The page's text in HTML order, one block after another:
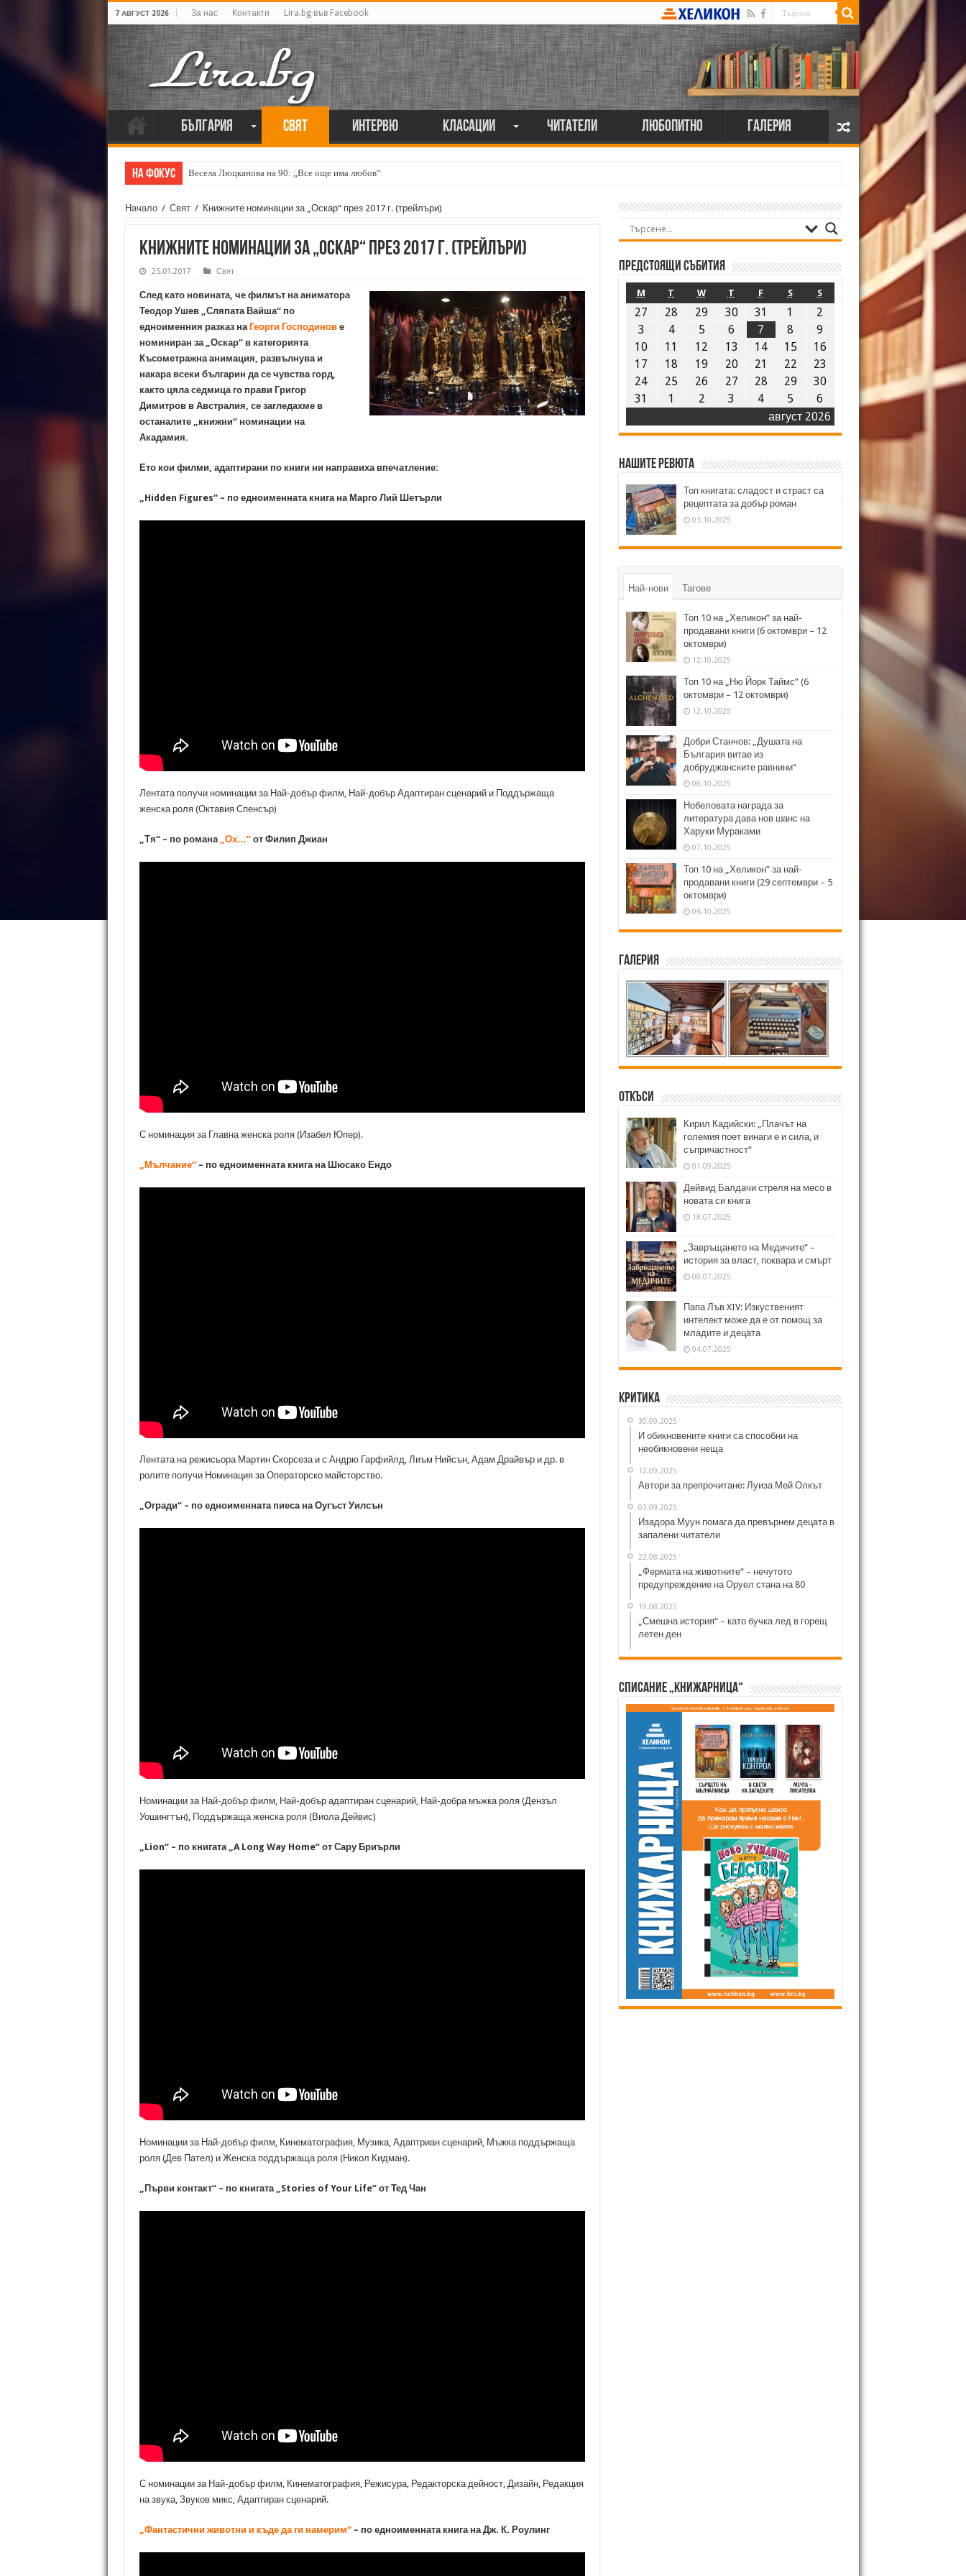
7 АВГУСТ 2026 За нас Контакти Lira.bg във Facebook
България Свят Интервю Класации Читатели Любопитно Галерия
На фокус Весела Люцканова на 90: „Все още има любов“
Автори за препрочитане: Томас Харди
Начало / Свят / Книжните номинации за „Оскар“ през 2017 г. (трейлъри)
Книжните номинации за „Оскар“ през 2017 г. (трейлъри)
25.01.2017 Свят
След като новината, че филмът на аниматора
Теодор Ушев „Сляпата Вайша“ по
едноименния разказ на Георги Господинов е
номиниран за „Оскар“ в категорията
Късометражна анимация, развълнува и
накара всеки българин да се чувства горд,
както цяла седмица го прави Григор
Димитров в Австралия, се загледахме в
останалите „книжни“ номинации на
Акадамия.
Ето кои филми, адаптирани по книги ни направиха впечатление:
„Hidden Figures“ – по едноименната книга на Марго Лий Шетърли
Лентата получи номинации за Най-добър филм, Най-добър Адаптиран сценарий и Поддържаща
женска роля (Октавия Спенсър)
„Тя“ – по романа „Ох…“ от Филип Джиан
С номинация за Главна женска роля (Изабел Юпер).
„Мълчание“ – по едноименната книга на Шюсако Ендо
Лентата на режисьора Мартин Скорсеза и с Андрю Гарфийлд, Лиъм Нийсън, Адам Драйвър и др. в
ролите получи Номинация за Операторско майсторство.
„Огради“ – по едноименната пиеса на Оугъст Уилсън
Номинации за Най-добър филм, Най-добър адаптиран сценарий, Най-добра мъжка роля (Дензъл
Уошингтън), Поддържаща женска роля (Виола Дейвис)
„Lion“ – по книгата „A Long Way Home“ от Сару Бриърли
Номинации за Най-добър филм, Кинематография, Музика, Адаптриан сценарий, Мъжка поддържаща
роля (Дев Пател) и Женска поддържаща роля (Никол Кидман).
„Първи контакт“ – по книгата „Stories of Your Life“ от Тед Чан
С номинации за Най-добър филм, Кинематография, Режисура, Редакторска дейност, Дизайн, Редакция
на звука, Звуков микс, Адаптиран сценарий.
„Фантастични животни и къде да ги намерим“ – по едноименната книга на Дж. К. Роулинг
Предстоящи събития
август 2026
M T W T F S S
27 28 29 30 31 1
2
3
4 5 6 7 8
9
10
11 12 13 14 15
16
17
18 19 20 21 22
23
24
25 26 27 28 29
30
31
1 2 3 4 5 6
Нашите ревюта
Топ книгата: сладост и страст са
рецептата за добър роман
03.10.2025
Най-нови Тагове
Топ 10 на „Хеликон” за най-
продавани книги (6 октомври – 12
октомври)
12.10.2025
Топ 10 на „Ню Йорк Таймс” (6
октомври – 12 октомври)
12.10.2025
Добри Станчов: „Душата на
България витае из
добруджанските равнини“
08.10.2025
Нобеловата награда за
литература дава нов шанс на
Харуки Мураками
07.10.2025
Топ 10 на „Хеликон” за най-
продавани книги (29 септември – 5
октомври)
06.10.2025
Галерия
Откъси
Кирил Кадийски: „Плачът на
големия поет винаги е и сила, и
съпричастност“
01.09.2025
Дейвид Балдачи стреля на месо в
новата си книга
18.07.2025
„Завръщането на Медичите“ –
история за власт, поквара и смърт
08.07.2025
Папа Лъв XIV: Изкуственият
интелект може да е от помощ за
младите и децата
04.07.2025
Критика
30.09.2025
И обикновените книги са способни на
необикновени неща
12.09.2025
Автори за препрочитане: Луиза Мей Олкът
03.09.2025
Изадора Муун помага да превърнем децата в
запалени читатели
22.08.2025
„Фермата на животните“ – нечутото
предупреждение на Оруел стана на 80
19.08.2025
„Смешна история“ – като бучка лед в горещ
летен ден
Списание „Книжарница“